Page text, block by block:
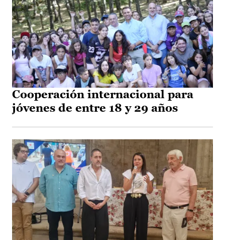
Cooperación internacional para
jóvenes de entre 18 y 29 años